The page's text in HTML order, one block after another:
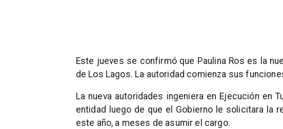
Este jueves se confirmó que Paulina Ros es la
de Los Lagos. La autoridad comienza sus
La nueva autoridades ingeniera en Ejecución en
entidad luego de que el Gobierno le solicitara la
este año, a meses de asumir el cargo.